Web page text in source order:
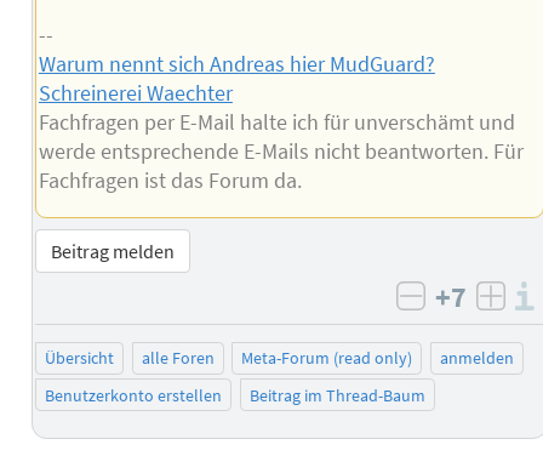
--
Warum nennt sich Andreas hier MudGuard?
Schreinerei Waechter
Fachfragen per E-Mail halte ich für unverschämt und
werde entsprechende E-Mails nicht beantworten. Für
Fachfragen ist das Forum da.
Beitrag melden
negativ
+7
Übersicht alle Foren Meta-Forum (read only)
anmelden
Benutzerkonto erstellen
Beitrag im Thread-Baum